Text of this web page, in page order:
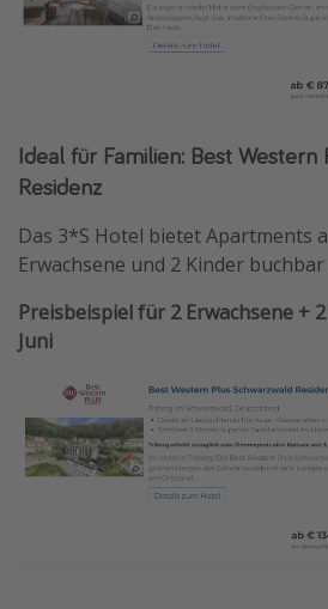
Ideal für Familien: Best Western
Residenz
Das 3*S Hotel bietet Apartments
Erwachsene und 2 Kinder buchbar
Preisbeispiel für 2 Erwachsene +
Juni